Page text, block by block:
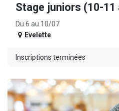
Stage juniors (10-11
Du 6 au 10/07
Evelette
Inscriptions terminées